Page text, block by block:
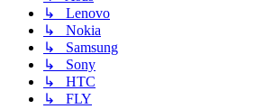
↳ Lenovo
↳ Nokia
↳ Samsung
↳ Sony
↳ HTC
↳ FLY